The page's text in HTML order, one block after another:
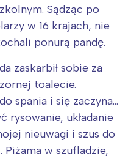
Sądząc po
w 16 krajach, nie
ponurą pandę.
zaskarbił sobie za
toalecie.
spania i się zaczyna…
rysowanie, układanie
nieuwagi i szus do
Piżama w szufladzie,